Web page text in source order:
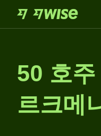
50 호
르크메